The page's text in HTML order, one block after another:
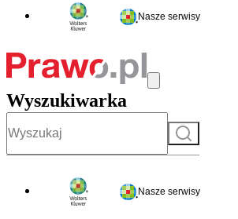
Nasze serwisy
Wyszukiwarka
Szukaj
Nasze serwisy